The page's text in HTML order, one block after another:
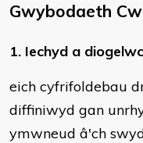
Gwybodaeth
1. Iechyd a
eich cyfrifoldebau
diffiniwyd gan
ymwneud â'ch